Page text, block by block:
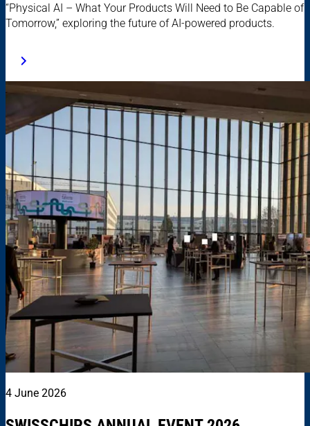
“Physical AI – What Your Products Will Need to Be Capable of
Tomorrow,” exploring the future of AI-powered products.
4 June 2026